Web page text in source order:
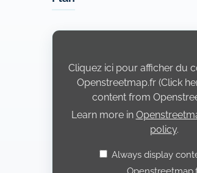
Display
Openstreetmap.fr
Cliquez ici pour afficher du
Openstreetmap.fr (Click
content from
Learn more in
policy.
Always display